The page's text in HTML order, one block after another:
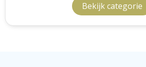
Bekijk categorie